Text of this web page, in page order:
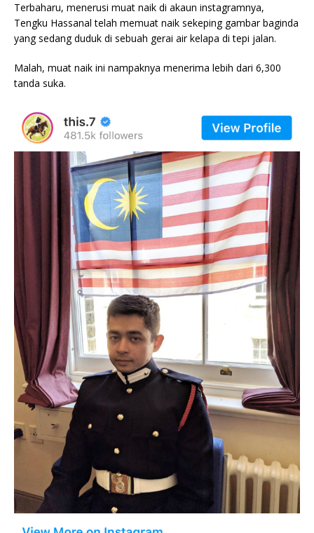
Terbaharu, menerusi muat naik di akaun instagramnya,
Tengku Hassanal telah memuat naik sekeping gambar baginda
yang sedang duduk di sebuah gerai air kelapa di tepi jalan.
Malah, muat naik ini nampaknya menerima lebih dari 6,300
tanda suka.